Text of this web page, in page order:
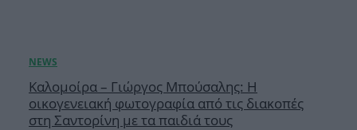
Καλομοίρα – Γιώργος Μπούσαλης: Η
οικογενειακή φωτογραφία από τις διακοπές
στη Σαντορίνη με τα παιδιά τους